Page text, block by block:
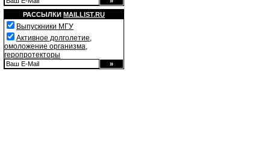
РАССЫЛКИ MAILLIST.RU
Выпускники МГУ
Активное долголетие,
омоложение организма,
геропротекторы